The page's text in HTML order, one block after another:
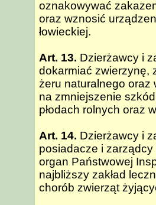
oznakowywać
oraz wznosić
łowieckiej.
Art. 13. Dzierżawcy i
dokarmiać zwierzynę,
żeru naturalnego oraz
na zmniejszenie
płodach rolnych oraz
Art. 14. Dzierżawcy i
posiadacze i
organ Państwowej
najbliższy zakład
chorób zwierząt